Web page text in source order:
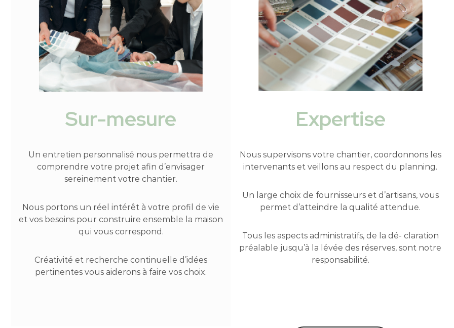
Sur-mesure
Un entretien personnalisé nous permettra de
comprendre votre projet afin d’envisager
sereinement votre chantier.
Nous portons un réel intérêt à votre profil de vie
et vos besoins pour construire ensemble la maison
qui vous correspond.
Créativité et recherche continuelle d’idées
pertinentes vous aiderons à faire vos choix.
Expertise
Nous supervisons votre chantier, coordonnons les
intervenants et veillons au respect du planning.
Un large choix de fournisseurs et d’artisans, vous
permet d’atteindre la qualité attendue.
Tous les aspects administratifs, de la dé- claration
préalable jusqu’à la lévée des réserves, sont notre
responsabilité.